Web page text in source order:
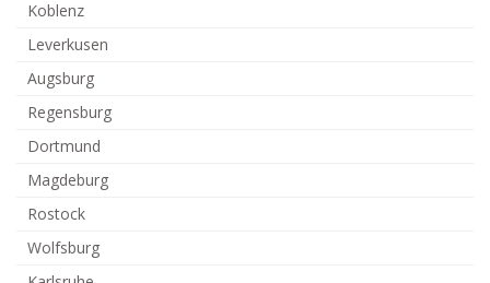
Koblenz
Leverkusen
Augsburg
Regensburg
Dortmund
Magdeburg
Rostock
Wolfsburg